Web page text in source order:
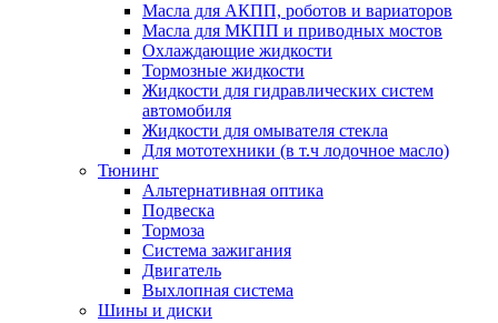
Масла для АКПП, роботов и вариаторов
Масла для МКПП и приводных мостов
Охлаждающие жидкости
Тормозные жидкости
Жидкости для гидравлических систем
автомобиля
Жидкости для омывателя стекла
Для мототехники (в т.ч лодочное масло)
Тюнинг
Альтернативная оптика
Подвеска
Тормоза
Система зажигания
Двигатель
Выхлопная система
Шины и диски